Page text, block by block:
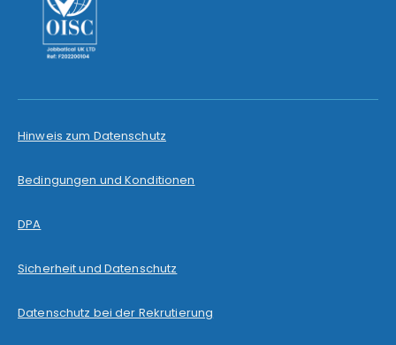
Hinweis zum Datenschutz
Bedingungen und Konditionen
DPA
Sicherheit und Datenschutz
Datenschutz bei der Rekrutierung